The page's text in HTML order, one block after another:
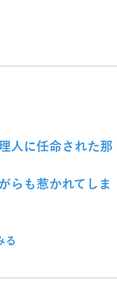
人に任命された那
らも惹かれてしま
ち、異世界に来てしま
お菓子をあげていると、
る